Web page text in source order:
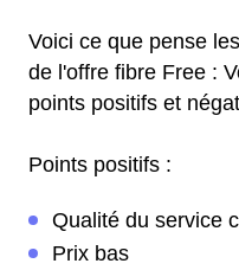
Voici ce que pense
de l'offre fibre Free :
points positifs et
Points positifs :
Qualité du service
Prix bas